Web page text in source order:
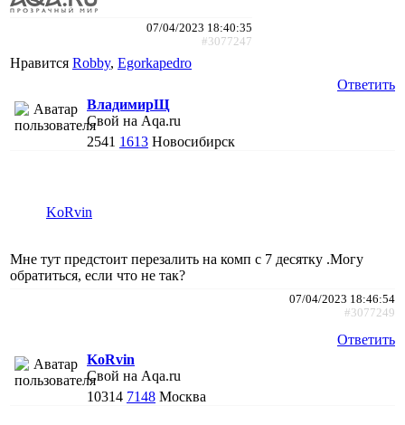
07/04/2023 18:40:35
#3077247
Нравится Robby, Egorkapedro
Ответить
ВладимирЩ
Свой на Aqa.ru
2541 1613 Новосибирск
KoRvin
Мне тут предстоит перезалить на комп с 7 десятку .Могу
обратиться, если что не так?
07/04/2023 18:46:54
#3077249
Ответить
KoRvin
Свой на Aqa.ru
10314 7148 Москва